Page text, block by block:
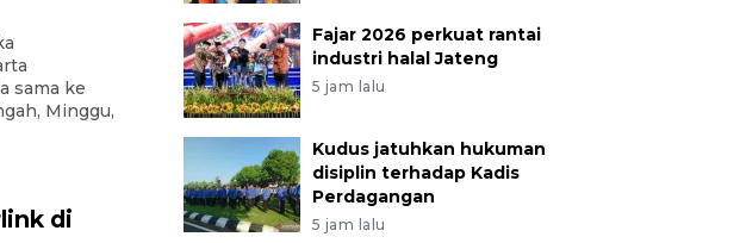
sama ke
Minggu,
di
Fajar 2026 perkuat rantai
industri halal Jateng
5 jam lalu
Kudus jatuhkan hukuman
disiplin terhadap Kadis
Perdagangan
5 jam lalu